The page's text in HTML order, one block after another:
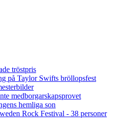
tröstpris
på Taylor Swifts bröllopsfest
medborgarskapsprovet
hemliga son
Rock Festival - 38 personer